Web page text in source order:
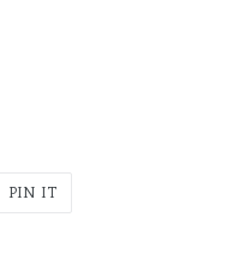
PIN IT